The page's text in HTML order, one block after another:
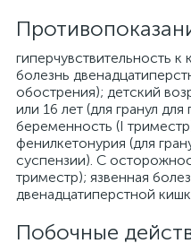
гиперчувствительность к
болезнь
обострения); детский
или 16 лет (для гранул
беременность (I
фенилкетонурия (для
суспензии). С
триместр); язвенная
двенадцатиперстной
Побочные